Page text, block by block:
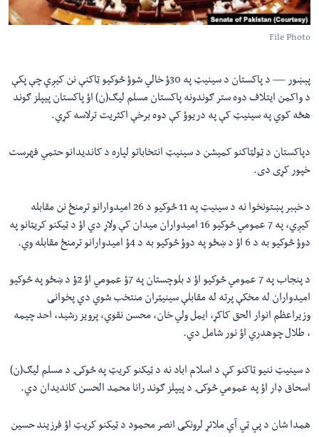
دلته
لټون
واوړئ
اداریه
FOLLOW US
ژبې
File Photo
پېښور —
د پاکستان د سینیټ په 30ؤ خالي شوؤ څوکیو ټاکنې نن کیږي چې پکې
د واکمن ایتلاف دوه ستر ګوندونه پاکستان مسلم لیګ(ن) اؤ پاکستان پیپلز ګوند
هڅه کوي په سینیټ کې په دریوؤ کې دوه برخې اکثریت ترلاسه کړي.
دپاکستان د ټولټاکنو کمیشن د سینیټ انتخاباتو لپاره د کاندیدانو حتمي فهرست
خپور کړی دی.
د خېبر پښتونخوا نه د سینیټ په 11 څوکیو د 26 امیدوارانو ترمنځ نن مقابله
کیږي، په 7 عمومي څوکیو 16 امیدواران میدان کې ولاړ دي اؤ د ټیکنو کریټانو په
دوؤ څوکیو به د 6 اؤ د ښځو په دوؤ څوکیو به د 4ؤ امیدوارانو ترمنځ مقابله وي.
د پنجاب په 7 عمومي څوکیو اؤ د بلوچستان په 7ؤ عمومي اؤ 2ؤ د ښځو په څوکیو
امیدواران له مخکې پرته له مقابلې سینیټران منتخب شوي دي پخوانی
وزیراعظم انوار الحق کاکړ، ایمل ولي خان، محسن نقوي، پرویز رشید، احد چیمه
، طلال چوهدري اؤ نور شامل دي.
د سینیټ ننیو ټاکنو کې د اسلام اباد نه د ټیکنو کریټ په څوکۍ د مسلم لیګ(ن)
اسحاق ډار اؤ په عمومي څوکۍ د پیپلز ګوند رانا محمد الحسن کاندیدان دي.
همدا شان د پي ټي‌ آي ملاتړ لرونکی انصر محمود د ټیکنو کریټ اؤ فرزیند حسین